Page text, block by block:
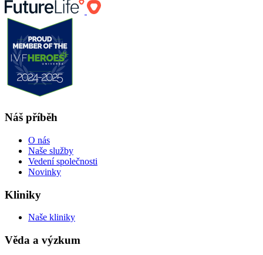
Náš příběh
O nás
Naše služby
Vedení společnosti
Novinky
Kliniky
Naše kliniky
Věda a výzkum